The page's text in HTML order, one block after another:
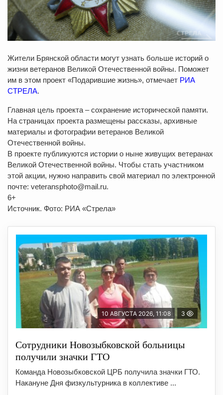
Жители Брянской области могут узнать больше историй о
жизни ветеранов Великой Отечественной войны. Поможет
им в этом проект «Подарившие жизнь», отмечает РИА
СТРЕЛА.
Главная цель проекта – сохранение исторической памяти.
На страницах проекта размещены рассказы, архивные
материалы и фотографии ветеранов Великой
Отечественной войны.
В проекте публикуются истории о ныне живущих ветеранах
Великой Отечественной войны. Чтобы стать участником
этой акции, нужно направить свой материал по электронной
почте: veteransphoto@mail.ru.
6+
Источник. Фото: РИА «Стрела»
10 АВГУСТА 2026, 11:08 3
Сотрудники Новозыбковской больницы
получили значки ГТО
Команда Новозыбковской ЦРБ получила значки ГТО.
Накануне Дня физкультурника в коллективе ...